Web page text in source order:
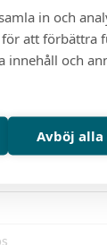
in och
att förbättra
innehåll och
Avböj alla